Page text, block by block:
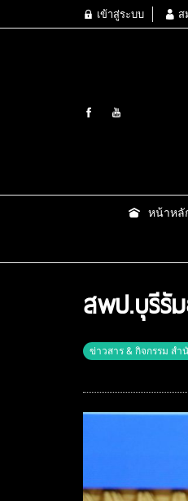
เข้าสู่ระบบ ส
หน้าหลั
สพป.บุรีรั
ข่าวสาร & กิจกรรม ส